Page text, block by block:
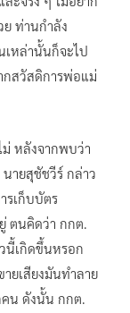
ย ท่านกำลัง
เหล่านั้นก็จะไป
กสวัสดิการพ่อแม่
ม่ หลังจากพบว่า
นายสุชัชวีร์ กล่าว
รเก็บบัตร
ตนคิดว่า กกต.
นี้เกิดขึ้นหรอก
ยเสียงมันทำลาย
คน ดังนั้น กกต.